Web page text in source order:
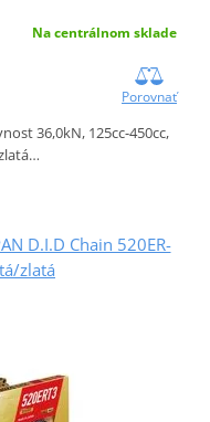
Na centrálnom sklade
Porovnať
36,0kN, 125cc-450cc,
D.I.D Chain 520ER-
zlatá